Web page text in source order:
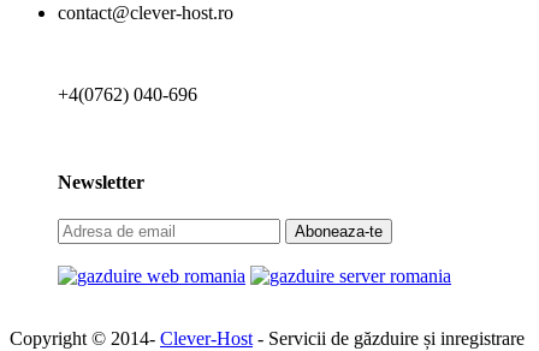
contact@clever-host.ro
+4(0762) 040-696
Newsletter
Aboneaza-te
Copyright © 2014- Clever-Host - Servicii de găzduire și inregistrare